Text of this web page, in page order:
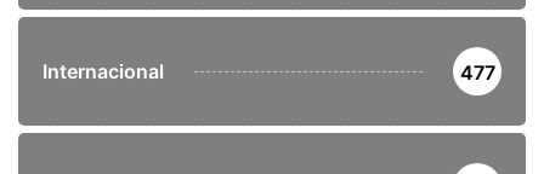
Internacional 477